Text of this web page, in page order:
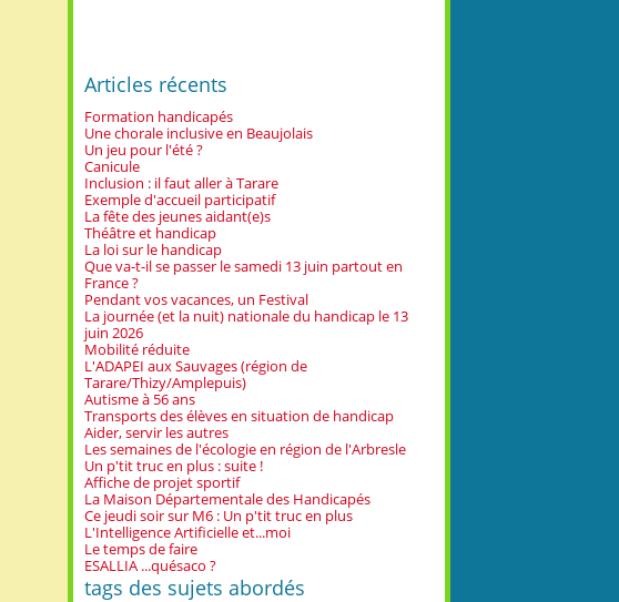
Articles récents
Formation handicapés
Une chorale inclusive en Beaujolais
Un jeu pour l'été ?
Canicule
Inclusion : il faut aller à Tarare
Exemple d'accueil participatif
La fête des jeunes aidant(e)s
Théâtre et handicap
La loi sur le handicap
Que va-t-il se passer le samedi 13 juin partout en
France ?
Pendant vos vacances, un Festival
La journée (et la nuit) nationale du handicap le 13
juin 2026
Mobilité réduite
L'ADAPEI aux Sauvages (région de
Tarare/Thizy/Amplepuis)
Autisme à 56 ans
Transports des élèves en situation de handicap
Aider, servir les autres
Les semaines de l'écologie en région de l'Arbresle
Un p'tit truc en plus : suite !
Affiche de projet sportif
La Maison Départementale des Handicapés
Ce jeudi soir sur M6 : Un p'tit truc en plus
L'Intelligence Artificielle et...moi
Le temps de faire
ESALLIA ...quésaco ?
tags des sujets abordés